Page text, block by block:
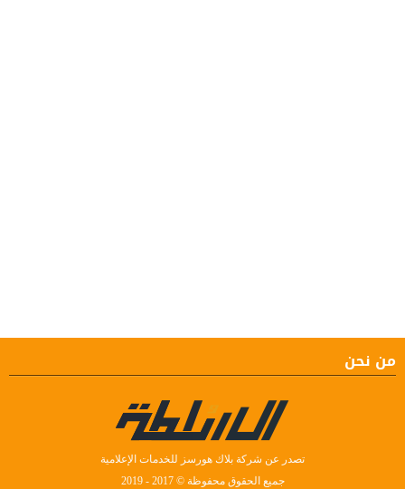
من نحن
تصدر عن شركة بلاك هورسز للخدمات الإعلامية
جميع الحقوق محفوظة © 2017 - 2019